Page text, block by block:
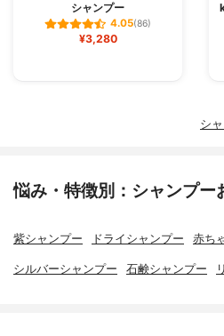
シャンプー
4.05(86)
¥3,280
シ
悩み・特徴別：シャンプー
紫シャンプー ドライシャンプー 赤ち
シルバーシャンプー 石鹸シャンプー